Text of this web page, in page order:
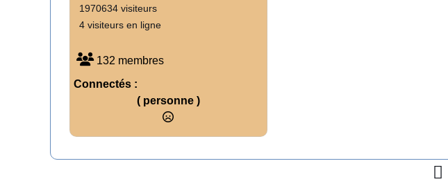
1970634 visiteurs
4 visiteurs en ligne
132 membres
Connectés :
( personne )
